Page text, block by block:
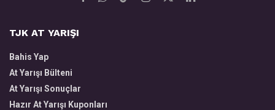
TJK AT YARIŞI
Bahis Yap
At Yarışı Bülteni
At Yarışı Sonuçlar
Hazır At Yarışı Kuponları